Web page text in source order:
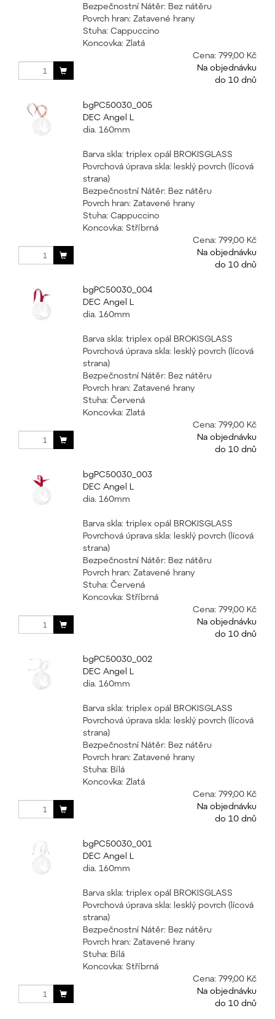
Bezpečnostní Nátěr: Bez nátěru
Povrch hran: Zatavené hrany
Stuha: Cappuccino
Koncovka: Zlatá
Cena: 799,00 Kč
Na objednávku
do 10 dnů
bgPC50030_005
DEC Angel L
dia. 160mm
Barva skla: triplex opál BROKISGLASS
Povrchová úprava skla: lesklý povrch (lícová
strana)
Bezpečnostní Nátěr: Bez nátěru
Povrch hran: Zatavené hrany
Stuha: Cappuccino
Koncovka: Stříbrná
Cena: 799,00 Kč
Na objednávku
do 10 dnů
bgPC50030_004
DEC Angel L
dia. 160mm
Barva skla: triplex opál BROKISGLASS
Povrchová úprava skla: lesklý povrch (lícová
strana)
Bezpečnostní Nátěr: Bez nátěru
Povrch hran: Zatavené hrany
Stuha: Červená
Koncovka: Zlatá
Cena: 799,00 Kč
Na objednávku
do 10 dnů
bgPC50030_003
DEC Angel L
dia. 160mm
Barva skla: triplex opál BROKISGLASS
Povrchová úprava skla: lesklý povrch (lícová
strana)
Bezpečnostní Nátěr: Bez nátěru
Povrch hran: Zatavené hrany
Stuha: Červená
Koncovka: Stříbrná
Cena: 799,00 Kč
Na objednávku
do 10 dnů
bgPC50030_002
DEC Angel L
dia. 160mm
Barva skla: triplex opál BROKISGLASS
Povrchová úprava skla: lesklý povrch (lícová
strana)
Bezpečnostní Nátěr: Bez nátěru
Povrch hran: Zatavené hrany
Stuha: Bílá
Koncovka: Zlatá
Cena: 799,00 Kč
Na objednávku
do 10 dnů
bgPC50030_001
DEC Angel L
dia. 160mm
Barva skla: triplex opál BROKISGLASS
Povrchová úprava skla: lesklý povrch (lícová
strana)
Bezpečnostní Nátěr: Bez nátěru
Povrch hran: Zatavené hrany
Stuha: Bílá
Koncovka: Stříbrná
Cena: 799,00 Kč
Na objednávku
do 10 dnů